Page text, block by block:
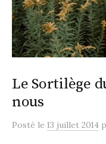
Le Sortilège
nous
Posté le 13 juillet 2014